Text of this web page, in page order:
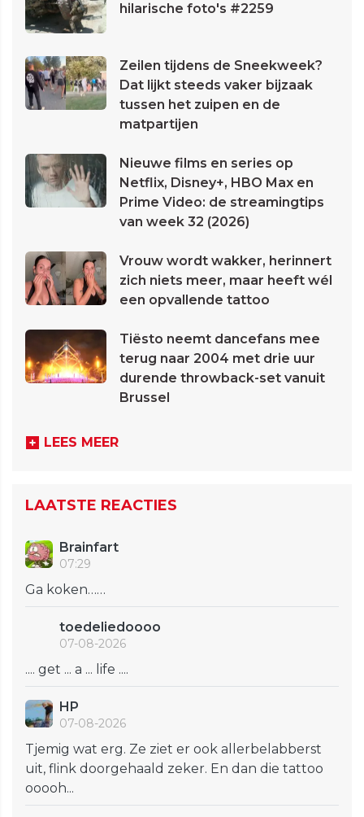
hilarische foto's #2259
Zeilen tijdens de Sneekweek?
Dat lijkt steeds vaker bijzaak
tussen het zuipen en de
matpartijen
Nieuwe films en series op
Netflix, Disney+, HBO Max en
Prime Video: de streamingtips
van week 32 (2026)
Vrouw wordt wakker, herinnert
zich niets meer, maar heeft wél
een opvallende tattoo
Tiësto neemt dancefans mee
terug naar 2004 met drie uur
durende throwback-set vanuit
Brussel
LEES MEER
LAATSTE REACTIES
Brainfart
07:29
Ga koken……
toedeliedoooo
07-08-2026
.... get ... a ... life ....
HP
07-08-2026
Tjemig wat erg. Ze ziet er ook allerbelabberst
uit, flink doorgehaald zeker. En dan die tattoo
ooooh...